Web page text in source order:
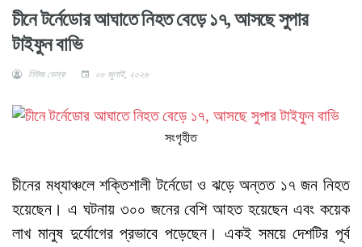
চীনে টর্নেডোর আঘাতে নিহত বেড়ে ১৭, আসছে সুপার
টাইফুন বাভি
নিউজ ডেস্ক ০৮ জুলাই, ২০২৬
সংগৃহীত
চীনের মধ্যাঞ্চলে শক্তিশালী টর্নেডো ও ঝড়ে অন্তত ১৭ জন নিহত
হয়েছেন। এ ঘটনায় ৩০০ জনের বেশি আহত হয়েছেন এবং কয়েক
লাখ মানুষ দুর্যোগের প্রভাবে পড়েছেন। একই সময়ে দেশটির পূর্ব